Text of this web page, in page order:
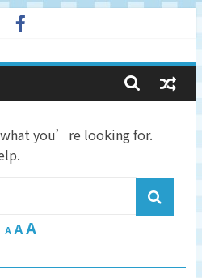
you’re looking for.
A AA